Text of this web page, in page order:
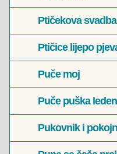
Ptičekova svadba
Ptičice lijepo
Puče moj
Puče puška
Pukovnik i